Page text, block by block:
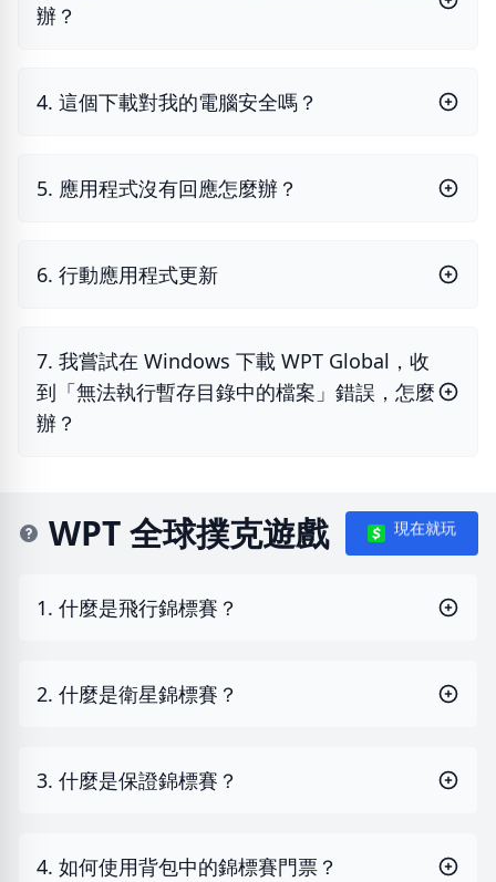
辦？
4. 這個下載對我的電腦安全嗎？
5. 應用程式沒有回應怎麼辦？
6. 行動應用程式更新
7. 我嘗試在 Windows 下載 WPT Global，收
到「無法執行暫存目錄中的檔案」錯誤，怎麼
辦？
WPT 全球撲克遊戲 現在就玩
1. 什麼是飛行錦標賽？
2. 什麼是衛星錦標賽？
3. 什麼是保證錦標賽？
4. 如何使用背包中的錦標賽門票？